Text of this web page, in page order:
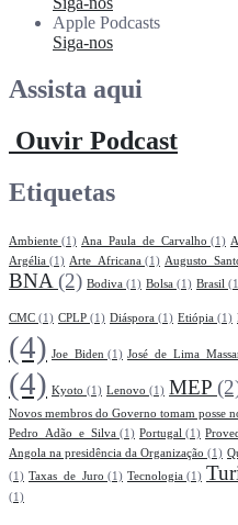
Apple Podcasts
Siga-nos
Assista aqui
Ouvir Podcast
Etiquetas
Ambiente (1) Ana_Paula_de_Carvalho (1)
Argélia (1) Arte_Africana (1)
BNA (2) Bodiva (1) Bolsa (1) Brasil
CMC (1) CPLP (1) Diáspora (1) Etiópia (1)
(4) Joe_Biden (1)
(4) Kyoto (1) Lenovo (1) MEP
Novos membros do Governo tomam posse
Pedro_Adão_e_Silva (1) Portugal (1)
Angola na presidência da Organização (1)
(1) Taxas_de_Juro (1) Tecnologia (1)
(1)